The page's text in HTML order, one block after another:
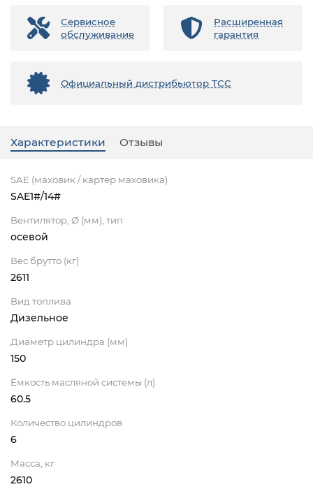
Сервисное
обслуживание
Расширенная
гарантия
Официальный дистрибьютор ТСС
Характеристики Отзывы
SAE (маховик / картер маховика)
SAE1#/14#
Вентилятор, Ø (мм), тип
осевой
Вес брутто (кг)
2611
Вид топлива
Дизельное
Диаметр цилиндра (мм)
150
Ёмкость масляной системы (л)
60.5
Количество цилиндров
6
Масса, кг
2610